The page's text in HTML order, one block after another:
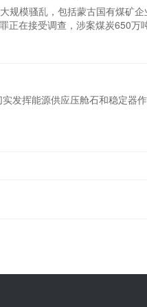
规模骚乱，包括蒙古国有煤矿企
正在接受调查，涉案煤炭650万
发挥能源供应压舱石和稳定器作